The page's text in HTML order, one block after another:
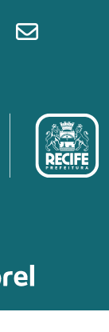
Prefeitura do
E-mail do